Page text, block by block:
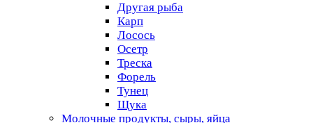
Другая рыба
Карп
Лосось
Осетр
Треска
Форель
Тунец
Щука
Молочные продукты, сыры, яйца